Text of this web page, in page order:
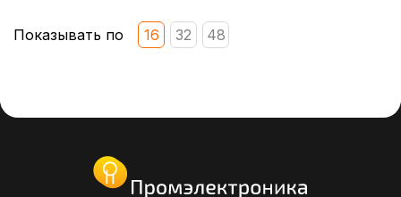
Показывать по 16 32 48